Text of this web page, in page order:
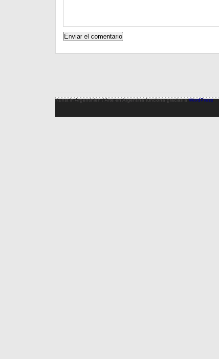
Kunst in Argentinien / Arte en Argentina funciona gracias aWordPress